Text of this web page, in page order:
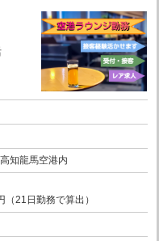
知龍馬空港内
21日勤務で算出）